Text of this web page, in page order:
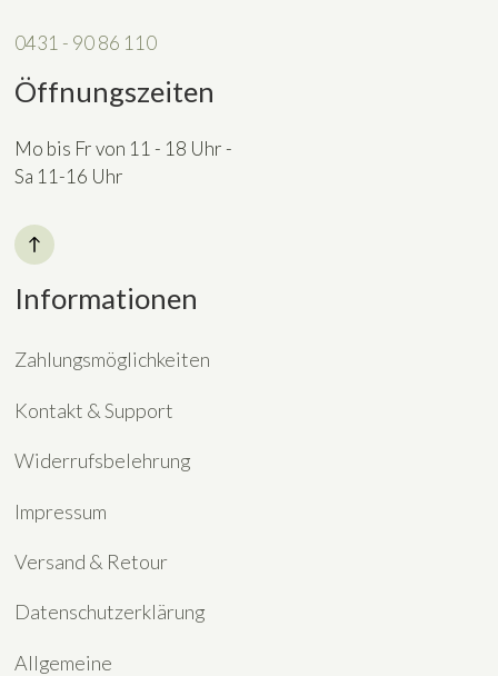
0431 - 90 86 110
Öffnungszeiten
Mo bis Fr von 11 - 18 Uhr -
Sa 11-16 Uhr
Informationen
Zahlungsmöglichkeiten
Kontakt & Support
Widerrufsbelehrung
Impressum
Versand & Retour
Datenschutzerklärung
Allgemeine